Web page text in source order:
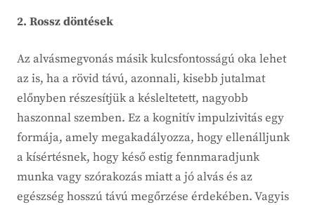
2. Rossz döntések
Az alvásmegvonás másik kulcsfontosságú oka lehet
az is, ha a rövid távú, azonnali, kisebb jutalmat
előnyben részesítjük a késleltetett, nagyobb
haszonnal szemben. Ez a kognitív impulzivitás egy
formája, amely megakadályozza, hogy ellenálljunk
a kísértésnek, hogy késő estig fennmaradjunk
munka vagy szórakozás miatt a jó alvás és az
egészség hosszú távú megőrzése érdekében. Vagyis